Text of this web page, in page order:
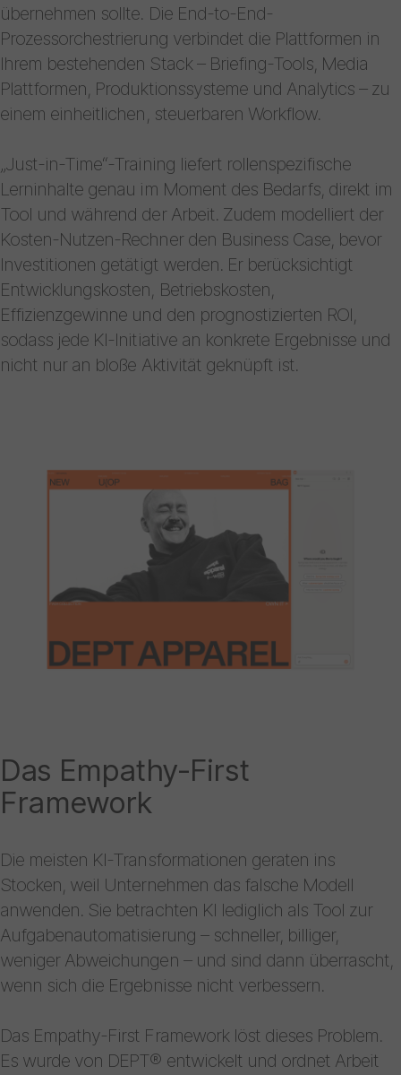
übernehmen sollte. Die End-to-End-
Prozessorchestrierung verbindet die Plattformen in
Ihrem bestehenden Stack – Briefing-Tools, Media
Plattformen, Produktionssysteme und Analytics – zu
einem einheitlichen, steuerbaren Workflow.
„Just-in-Time“-Training liefert rollenspezifische
Lerninhalte genau im Moment des Bedarfs, direkt im
Tool und während der Arbeit. Zudem modelliert der
Kosten-Nutzen-Rechner den Business Case, bevor
Investitionen getätigt werden. Er berücksichtigt
Entwicklungskosten, Betriebskosten,
Effizienzgewinne und den prognostizierten ROI,
sodass jede KI-Initiative an konkrete Ergebnisse und
nicht nur an bloße Aktivität geknüpft ist.
Das Empathy-First
Framework
Die meisten KI-Transformationen geraten ins
Stocken, weil Unternehmen das falsche Modell
anwenden. Sie betrachten KI lediglich als Tool zur
Aufgabenautomatisierung – schneller, billiger,
weniger Abweichungen – und sind dann überrascht,
wenn sich die Ergebnisse nicht verbessern.
Das Empathy-First Framework löst dieses Problem.
Es wurde von DEPT® entwickelt und ordnet Arbeit